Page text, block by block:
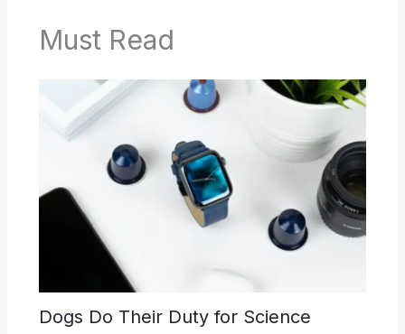
Must Read
Dogs Do Their Duty for Science